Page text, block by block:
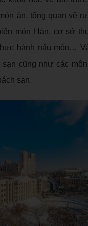
ăn, tổng quan về
món Hàn, cơ sở
hành nấu món…
sạn cũng như các
sạn.